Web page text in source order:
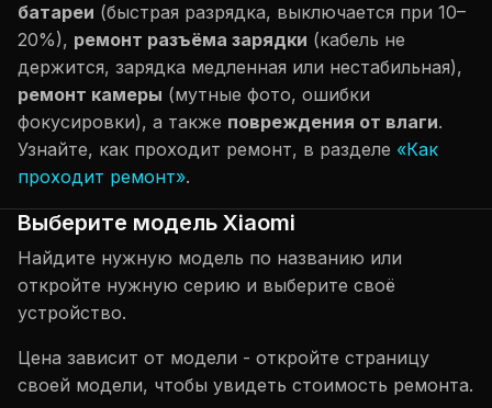
батареи (быстрая разрядка, выключается при 10–
20%), ремонт разъёма зарядки (кабель не
держится, зарядка медленная или нестабильная),
ремонт камеры (мутные фото, ошибки
фокусировки), а также повреждения от влаги.
Узнайте, как проходит ремонт, в разделе «Как
проходит ремонт».
Выберите модель Xiaomi
Найдите нужную модель по названию или
откройте нужную серию и выберите своё
устройство.
Цена зависит от модели - откройте страницу
своей модели, чтобы увидеть стоимость ремонта.